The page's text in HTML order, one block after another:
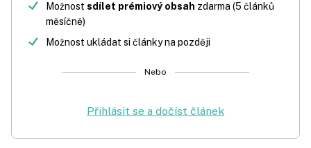
Možnost sdílet prémiový obsah zdarma (5 článků
měsíčně)
Možnost ukládat si články na později
Nebo
Přihlásit se a dočíst článek